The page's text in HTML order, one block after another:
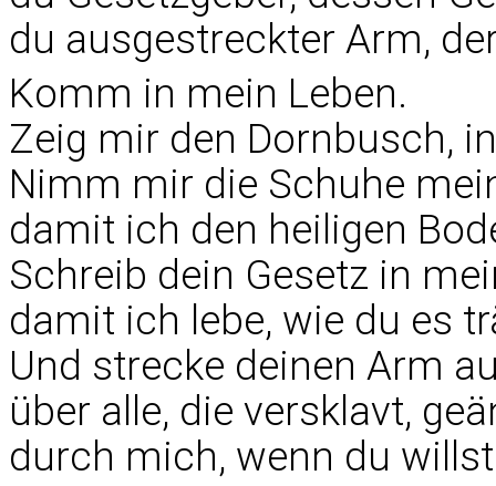
du ausgestreckter Arm,
Komm in mein Leben.
Zeig mir den Dornbusch,
Nimm mir die Schuhe
damit ich den heiligen
Schreib dein Gesetz in
damit ich lebe, wie du es
Und strecke deinen Arm
über alle, die versklavt,
durch mich, wenn du